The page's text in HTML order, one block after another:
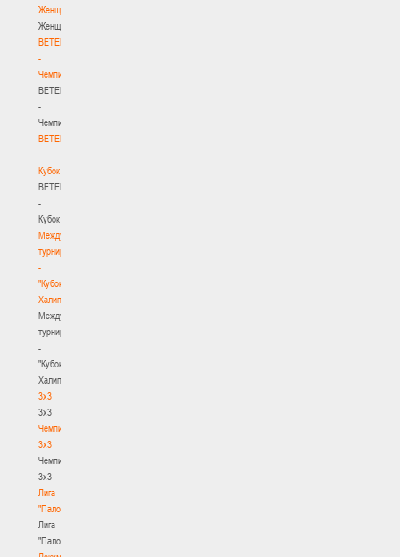
Женщины
Женщины
BETERA
-
Чемпионат
BETERA
-
Чемпионат
BETERA
-
Кубок
BETERA
-
Кубок
Международный
турнир
-
"Кубок
Халипского"
Международный
турнир
-
"Кубок
Халипского"
3x3
3x3
Чемпионат
3х3
Чемпионат
3х3
Лига
"Палова"
Лига
"Палова"